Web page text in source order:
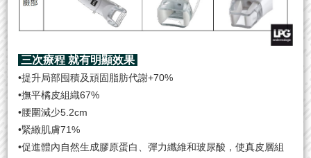
三次療程 就有明顯效果
•提升局部囤積及頑固脂肪代謝+70%
•撫平橘皮組織67%
•腰圍減少5.2cm
•緊緻肌膚71%
•促進體內自然生成膠原蛋白、彈力纖維和玻尿酸，使真皮層組